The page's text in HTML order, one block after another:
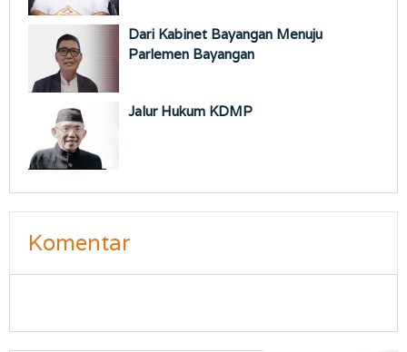
Dari Kabinet Bayangan Menuju
Parlemen Bayangan
Jalur Hukum KDMP
Komentar